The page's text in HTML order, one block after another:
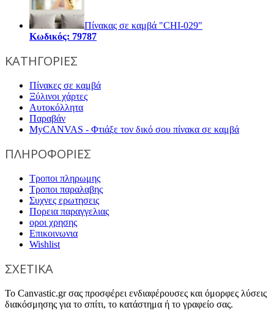
Πίνακας σε καμβά "CHI-029"
Κωδικός: 79787
ΚΑΤΗΓΟΡΙΕΣ
Πίνακες σε καμβά
Ξύλινοι χάρτες
Αυτοκόλλητα
Παραβάν
MyCANVAS - Φτιάξε τον δικό σου πίνακα σε καμβά
ΠΛΗΡΟΦΟΡΙΕΣ
Τροποι πληρωμης
Τροποι παραλαβης
Συχνες ερωτησεις
Πορεια παραγγελιας
οροι χρησης
Επικοινωνια
Wishlist
ΣΧΕΤΙΚΑ
Το Canvastic.gr σας προσφέρει ενδιαφέρουσες και όμορφες λύσεις
διακόσμησης για το σπίτι, το κατάστημα ή το γραφείο σας.